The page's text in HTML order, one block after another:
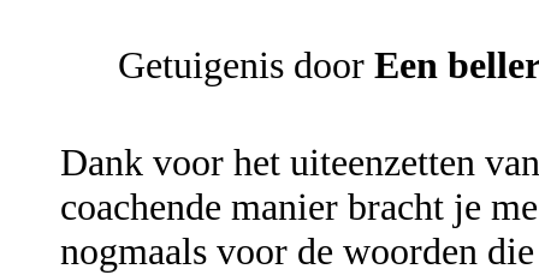
Getuigenis door Een
Dank voor het uiteenzetten
coachende manier bracht je
nogmaals voor de woorden